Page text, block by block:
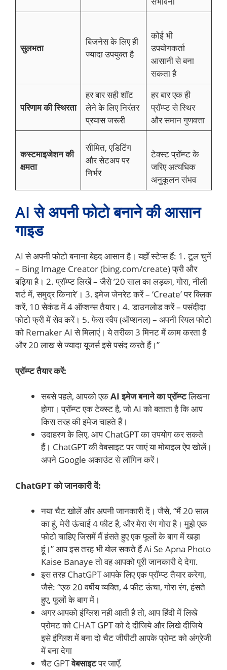
सुलभता
बिजनेस के लिए ही
ज्यादा उपयुक्त है
कोई भी
उपयोगकर्ता
आसानी से बना
सकता है
परिणाम की स्थिरता
हर बार सही शॉट
लेने के लिए निरंतर
प्रयास जरूरी
हर बार एक ही
प्रॉम्प्ट से स्थिर
और समान गुणवत्ता
कस्टमाइजेशन की
क्षमता
सीमित, एडिटिंग
और सेटअप पर
निर्भर
टेक्स्ट प्रॉम्प्ट के
जरिए अत्यधिक
अनुकूलन संभव
AI से अपनी फोटो बनाने की आसान
गाइड
AI से अपनी फोटो बनाना बेहद आसान है। यहाँ स्टेप्स हैं: 1. टूल चुनें
– Bing Image Creator (bing.com/create) फ्री और
बढ़िया है। 2. प्रॉम्प्ट लिखें – जैसे ’20 साल का लड़का, गोरा, नीली
शर्ट में, समुद्र किनारे’। 3. इमेज जेनरेट करें – ‘Create’ पर क्लिक
करें, 10 सेकंड में 4 ऑप्शन्स तैयार। 4. डाउनलोड करें – पसंदीदा
फोटो फ्री में सेव करें। 5. फेस स्वैप (ऑप्शनल) – अपनी रियल फोटो
को Remaker AI से मिलाएं। ये तरीका 3 मिनट में काम करता है
और 20 लाख से ज्यादा यूजर्स इसे पसंद करते हैं।”
प्रॉम्प्ट तैयार करें:
सबसे पहले, आपको एकAI इमेज बनाने का प्रॉम्प्टलिखना
होगा। प्रॉम्प्ट एक टेक्स्ट है, जो AI को बताता है कि आप
किस तरह की इमेज चाहते हैं।
उदाहरण के लिए, आप ChatGPT का उपयोग कर सकते
हैं। ChatGPT की वेबसाइट पर जाएं या मोबाइल ऐप खोलें।
अपने Google अकाउंट से लॉगिन करें।
ChatGPT को जानकारी दें:
नया चैट खोलें और अपनी जानकारी दें। जैसे, “मैं 20 साल
का हूं, मेरी ऊंचाई 4 फीट है, और मेरा रंग गोरा है। मुझे एक
फोटो चाहिए जिसमें मैं हंसते हुए एक फूलों के बाग में खड़ा
हूं।” आप इस तरह भी बोल सकते हैं Ai Se Apna Photo
Kaise Banaye तो वह आपको पूरी जानकारी दे देगा.
इस तरह ChatGPT आपके लिए एक प्रॉम्प्ट तैयार करेगा,
जैसे: “एक 20 वर्षीय व्यक्ति, 4 फीट ऊंचा, गोरा रंग, हंसते
हुए, फूलों के बाग में।
अगर आपको इंग्लिश नही आती है तो, आप हिंदी में लिखे
प्रोमट को CHAT GPT को दे दीजिये और लिखे दीजिये
इसे इंग्लिश में बना दो चैट जीपीटी आपके प्रोम्ट को अंग्रेजी
में बना देगा
चैट GPTवेबसाइटपर जाएँ.